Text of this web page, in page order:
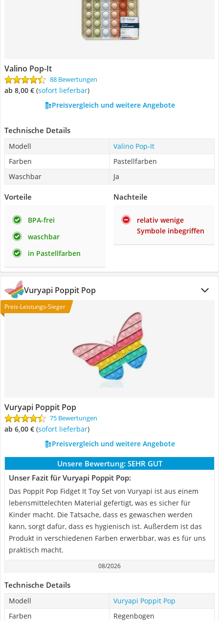
Valino Pop-It
88 Bewertungen
ab 8,00 € ( Sofort lieferbar)
Preisvergleich und weitere Angebote
Technische Details
Modell
Valino Pop-It
Farben
Pastellfarben
Waschbar
Ja
Vorteile
BPA-frei
waschbar
in Pastellfarben
Nachteile
relativ wenige
Symbole inbegriffen
Vuryapi Poppit Pop
Preis-Leistungs-Sieger
Vuryapi Poppit Pop
75 Bewertungen
ab 6,00 € ( Sofort lieferbar)
Preisvergleich und weitere Angebote
Unsere Bewertung: SEHR GUT
Unser Fazit für Vuryapi Poppit Pop:
Das Poppit Pop Fidget It Toy Set von Vuryapi ist aus einem
lebensmittelechten Material gefertigt, was es sicher für
Kinder macht. Die Tatsache, dass es gewaschen werden
kann, sorgt dafür, dass es hygienisch ist. Außerdem ist das
Produkt in verschiedenen Farben erwerbbar, was es für uns
praktisch macht.
08/2026
Technische Details
Modell
Vuryapi Poppit Pop
Farben
Regenbogen